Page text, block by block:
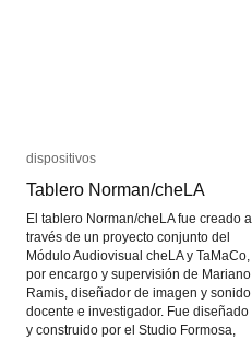
dispositivos
Tablero Norman/cheLA
El tablero Norman/cheLA fue creado a
través de un proyecto conjunto del
Módulo Audiovisual cheLA y TaMaCo,
por encargo y supervisión de Mariano
Ramis, diseñador de imagen y sonido,
docente e investigador. Fue diseñado
y construido por el Studio Formosa,
dispositivos
Tablero Norman/cheLA